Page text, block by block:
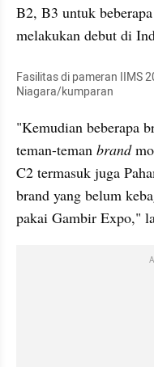
B2, B3 untuk
melakukan debut di
Fasilitas di pameran IIMS
Niagara/kumparan
"Kemudian beberapa
teman-teman brand
C2 termasuk juga
brand yang belum
pakai Gambir Expo,"